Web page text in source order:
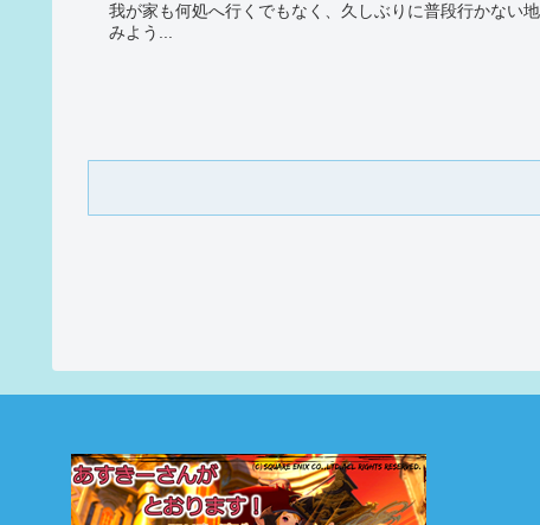
我が家も何処へ行くでもなく、久しぶりに普段行かない
みよう...